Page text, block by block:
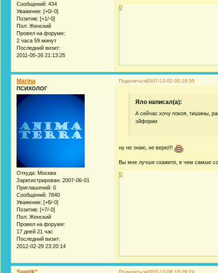
Сообщений: 434
Уважение: [+0/-0]
Позитив: [+1/-0]
Пол: Женский
Провел на форуме:
2 часа 59 минут
Последний визит:
2011-05-26 21:13:25
0
Поделиться2007-12-02 00:19:35
Marina
ПСИХОЛОГ
Откуда: Москва
Зарегистрирован: 2007-06-01
Приглашений: 0
Сообщений: 7840
Уважение: [+8/-0]
Позитив: [+7/-0]
Пол: Женский
Провел на форуме:
17 дней 21 час
Последний визит:
2012-02-29 23:20:14
Яло написал(а):
А сейчас хочу покоя, тишины,
эйфории
ну не знаю, не верю!!!
Вы мне лучше скажите, в чем самые
0
Поделиться2007-12-08 18:29:24